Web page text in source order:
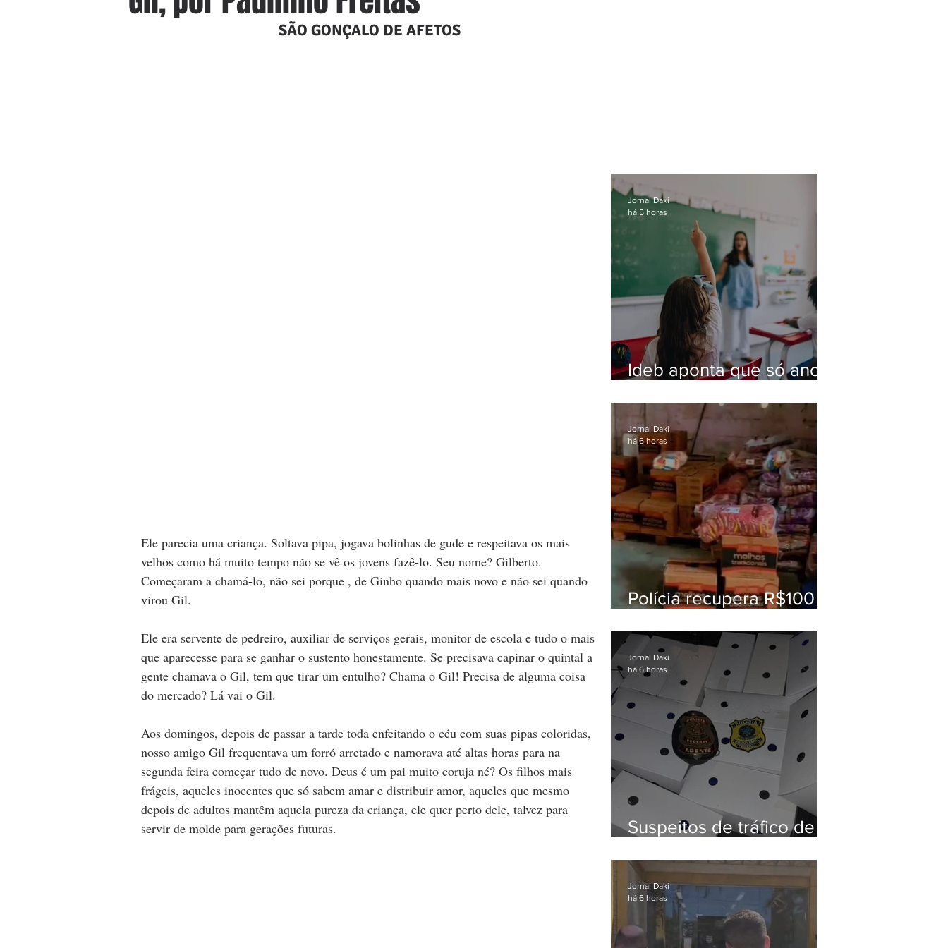
SÃO GONÇALO DE AFETOS
Ele parecia uma criança. Soltava pipa, jogava bolinhas de gude e respeitava os mais
velhos como há muito tempo não se vê os jovens fazê-lo. Seu nome? Gilberto.
Começaram a chamá-lo, não sei porque , de Ginho quando mais novo e não sei quando
virou Gil.
Ele era servente de pedreiro, auxiliar de serviços gerais, monitor de escola e tudo o mais
que aparecesse para se ganhar o sustento honestamente. Se precisava capinar o quintal a
gente chamava o Gil, tem que tirar um entulho? Chama o Gil! Precisa de alguma coisa
do mercado? Lá vai o Gil.
Aos domingos, depois de passar a tarde toda enfeitando o céu com suas pipas coloridas,
nosso amigo Gil frequentava um forró arretado e namorava até altas horas para na
segunda feira começar tudo de novo. Deus é um pai muito coruja né? Os filhos mais
frágeis, aqueles inocentes que só sabem amar e distribuir amor, aqueles que mesmo
depois de adultos mantêm aquela pureza da criança, ele quer perto dele, talvez para
servir de molde para gerações futuras.
Ideb aponta que só anos
nacional da educação
Jornal Daki
há 5 horas
Polícia recupera R$100
Baixada Fluminense
Jornal Daki
há 6 horas
Suspeitos de tráfico de
presos com 50 aves
Jornal Daki
há 6 horas
Jornal Daki
há 6 horas